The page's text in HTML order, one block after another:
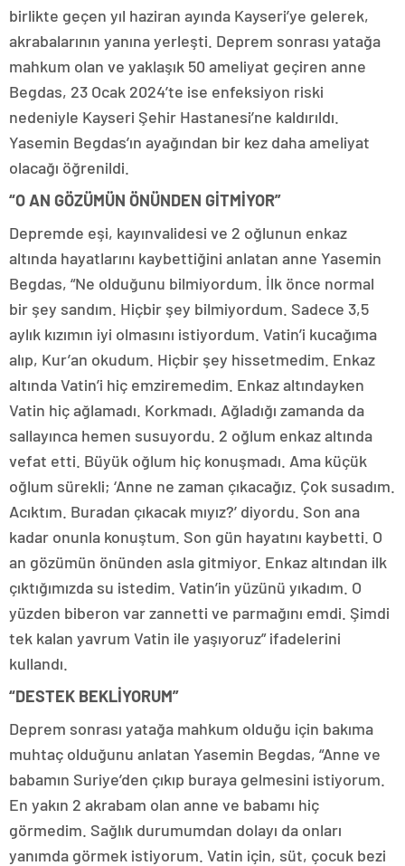
birlikte geçen yıl haziran ayında Kayseri’ye gelerek,
akrabalarının yanına yerleşti. Deprem sonrası yatağa
mahkum olan ve yaklaşık 50 ameliyat geçiren anne
Begdas, 23 Ocak 2024’te ise enfeksiyon riski
nedeniyle Kayseri Şehir Hastanesi’ne kaldırıldı.
Yasemin Begdas’ın ayağından bir kez daha ameliyat
olacağı öğrenildi.
“O AN GÖZÜMÜN ÖNÜNDEN GİTMİYOR”
Depremde eşi, kayınvalidesi ve 2 oğlunun enkaz
altında hayatlarını kaybettiğini anlatan anne Yasemin
Begdas, “Ne olduğunu bilmiyordum. İlk önce normal
bir şey sandım. Hiçbir şey bilmiyordum. Sadece 3,5
aylık kızımın iyi olmasını istiyordum. Vatin’i kucağıma
alıp, Kur’an okudum. Hiçbir şey hissetmedim. Enkaz
altında Vatin’i hiç emziremedim. Enkaz altındayken
Vatin hiç ağlamadı. Korkmadı. Ağladığı zamanda da
sallayınca hemen susuyordu. 2 oğlum enkaz altında
vefat etti. Büyük oğlum hiç konuşmadı. Ama küçük
oğlum sürekli; ‘Anne ne zaman çıkacağız. Çok susadım.
Acıktım. Buradan çıkacak mıyız?’ diyordu. Son ana
kadar onunla konuştum. Son gün hayatını kaybetti. O
an gözümün önünden asla gitmiyor. Enkaz altından ilk
çıktığımızda su istedim. Vatin’in yüzünü yıkadım. O
yüzden biberon var zannetti ve parmağını emdi. Şimdi
tek kalan yavrum Vatin ile yaşıyoruz” ifadelerini
kullandı.
“DESTEK BEKLİYORUM”
Deprem sonrası yatağa mahkum olduğu için bakıma
muhtaç olduğunu anlatan Yasemin Begdas, “Anne ve
babamın Suriye’den çıkıp buraya gelmesini istiyorum.
En yakın 2 akrabam olan anne ve babamı hiç
görmedim. Sağlık durumumdan dolayı da onları
yanımda görmek istiyorum. Vatin için, süt, çocuk bezi